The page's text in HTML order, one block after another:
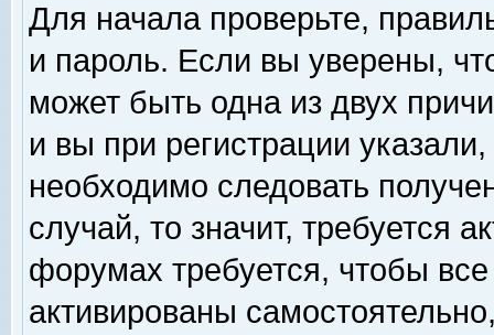
Для начала проверьте,
и пароль. Если вы уверены,
может быть одна из двух
и вы при регистрации
необходимо следовать
случай, то значит, требуется
форумах требуется, чтобы
активированы